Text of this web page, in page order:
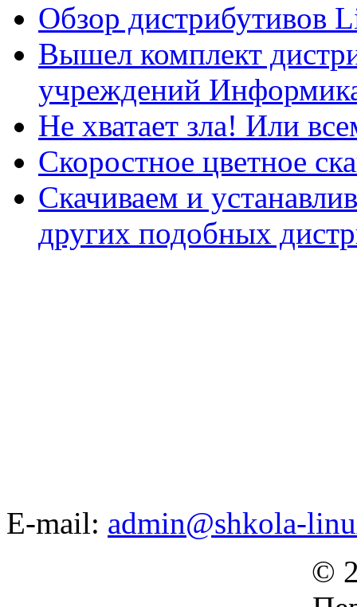
Обзор дистрибутивов
Вышел комплект
учреждений
Не хватает зла! Или
Скоростное цветное
Скачиваем и
других подобных
E-mail: admin@shkola-
©